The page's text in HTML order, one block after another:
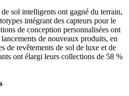
sol intelligents ont gagné du terrain,
intégrant des capteurs pour le
de conception personnalisées ont
de nouveaux produits, en
de revêtements de sol de luxe et de
ont élargi leurs collections de 58 %